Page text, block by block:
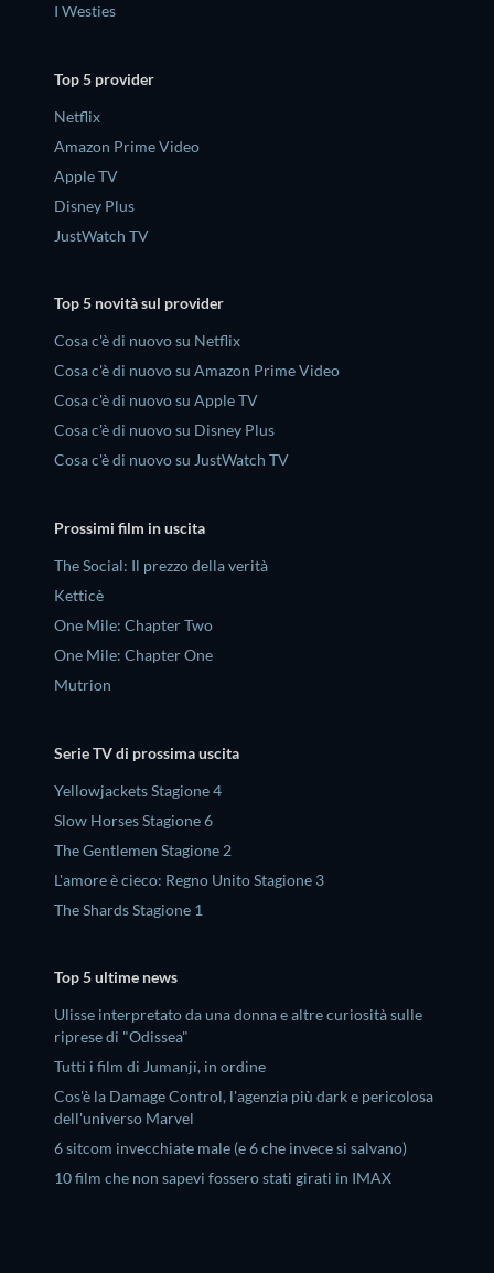
I Westies
Top 5 provider
Netflix
Amazon Prime Video
Apple TV
Disney Plus
JustWatch TV
Top 5 novità sul provider
Cosa c'è di nuovo su Netflix
Cosa c'è di nuovo su Amazon Prime Video
Cosa c'è di nuovo su Apple TV
Cosa c'è di nuovo su Disney Plus
Cosa c'è di nuovo su JustWatch TV
Prossimi film in uscita
The Social: Il prezzo della verità
Ketticè
One Mile: Chapter Two
One Mile: Chapter One
Mutrion
Serie TV di prossima uscita
Yellowjackets Stagione 4
Slow Horses Stagione 6
The Gentlemen Stagione 2
L'amore è cieco: Regno Unito Stagione 3
The Shards Stagione 1
Top 5 ultime news
Ulisse interpretato da una donna e altre curiosità sulle
riprese di "Odissea"
Tutti i film di Jumanji, in ordine
Cos'è la Damage Control, l'agenzia più dark e pericolosa
dell'universo Marvel
6 sitcom invecchiate male (e 6 che invece si salvano)
10 film che non sapevi fossero stati girati in IMAX